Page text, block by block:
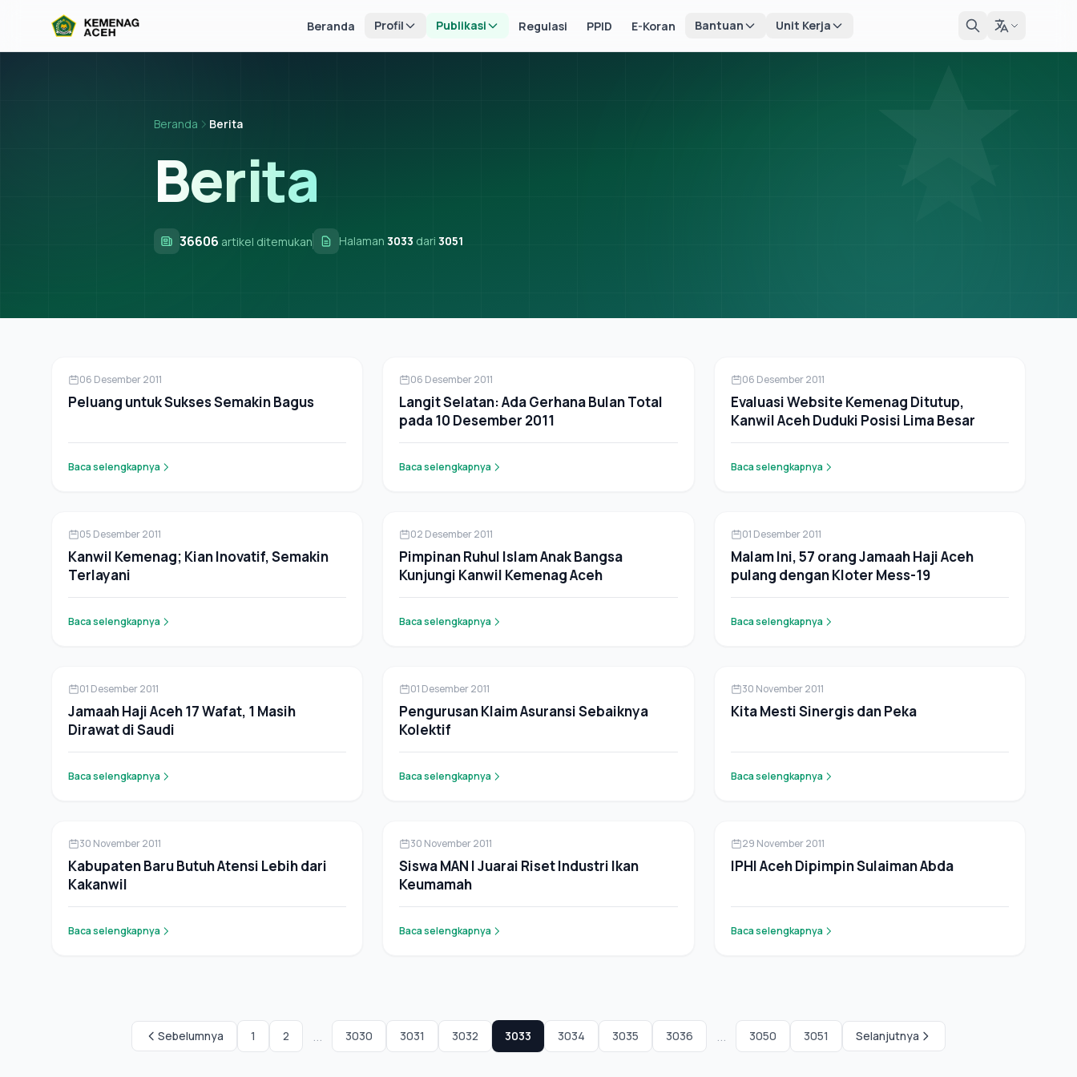
Beranda Profil Publikasi Regulasi PPID E-Koran Bantuan Unit Kerja
Beranda Berita
Berita
36606 artikel ditemukan Halaman 3033 dari 3051
Berita
06 Desember 2011
Peluang untuk Sukses Semakin Bagus
Baca selengkapnya
Berita
06 Desember 2011
Langit Selatan: Ada Gerhana Bulan Total
pada 10 Desember 2011
Baca selengkapnya
Berita
06 Desember 2011
Evaluasi Website Kemenag Ditutup,
Kanwil Aceh Duduki Posisi Lima Besar
Baca selengkapnya
Berita
05 Desember 2011
Kanwil Kemenag; Kian Inovatif, Semakin
Terlayani
Baca selengkapnya
Berita
02 Desember 2011
Pimpinan Ruhul Islam Anak Bangsa
Kunjungi Kanwil Kemenag Aceh
Baca selengkapnya
Berita
01 Desember 2011
Malam Ini, 57 orang Jamaah Haji Aceh
pulang dengan Kloter Mess-19
Baca selengkapnya
Berita
01 Desember 2011
Jamaah Haji Aceh 17 Wafat, 1 Masih
Dirawat di Saudi
Baca selengkapnya
Berita
01 Desember 2011
Pengurusan Klaim Asuransi Sebaiknya
Kolektif
Baca selengkapnya
Berita
30 November 2011
Kita Mesti Sinergis dan Peka
Baca selengkapnya
Berita
30 November 2011
Kabupaten Baru Butuh Atensi Lebih dari
Kakanwil
Baca selengkapnya
Berita
30 November 2011
Siswa MAN I Juarai Riset Industri Ikan
Keumamah
Baca selengkapnya
Berita
29 November 2011
IPHI Aceh Dipimpin Sulaiman Abda
Baca selengkapnya
Sebelumnya 1 2 ... 3030 3031 3032 3033 3034 3035 3036 ... 3050 3051 Selanjutnya